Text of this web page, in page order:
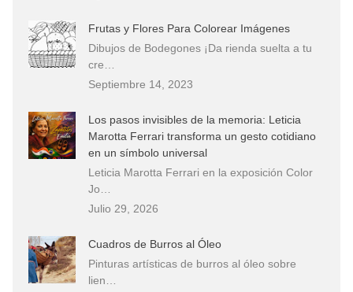
Frutas y Flores Para Colorear Imágenes
Dibujos de Bodegones ¡Da rienda suelta a tu
cre…
Septiembre 14, 2023
Los pasos invisibles de la memoria: Leticia
Marotta Ferrari transforma un gesto cotidiano
en un símbolo universal
Leticia Marotta Ferrari en la exposición Color
Jo…
Julio 29, 2026
Cuadros de Burros al Óleo
Pinturas artísticas de burros al óleo sobre
lien…